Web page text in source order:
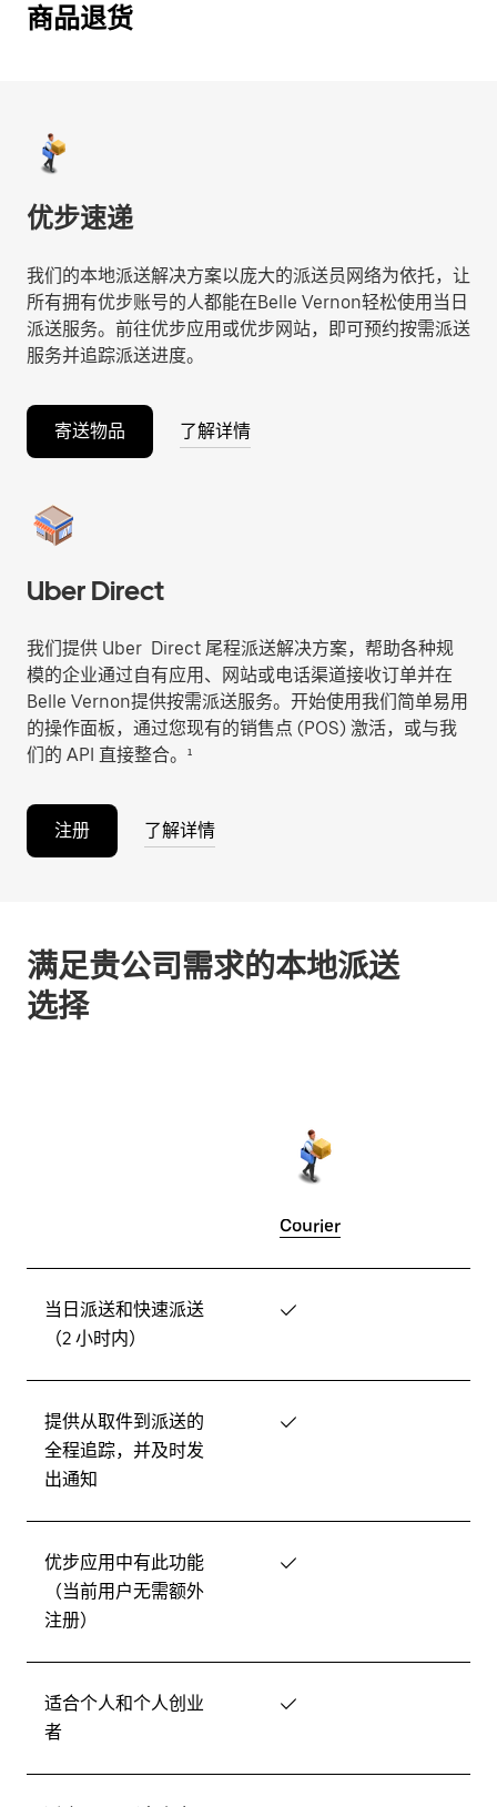
商品退货
优步速递
我们的本地派送解决方案以庞大的派送员网络为依托，让
所有拥有优步账号的人都能在Belle Vernon轻松使用当日
派送服务。前往优步应用或优步网站，即可预约按需派送
服务并追踪派送进度。
寄送物品 了解详情
Uber Direct
我们提供 Uber Direct 尾程派送解决方案，帮助各种规
模的企业通过自有应用、网站或电话渠道接收订单并在
Belle Vernon提供按需派送服务。开始使用我们简单易用
的操作面板，通过您现有的销售点 (POS) 激活，或与我
们的 API 直接整合。¹
注册 了解详情
满足贵公司需求的本地派送
选择
Courier
当日派送和快速派送
（2 小时内）
✓
提供从取件到派送的
全程追踪，并及时发
出通知
✓
优步应用中有此功能
（当前用户无需额外
注册）
✓
适合个人和个人创业
者
✓